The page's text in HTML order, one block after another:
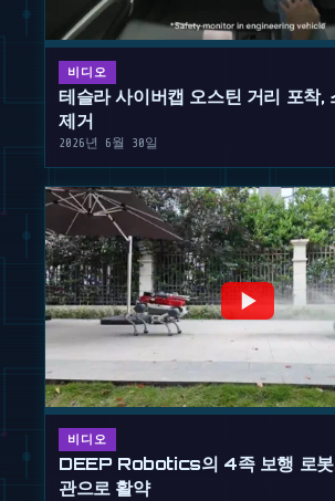
비디오
테슬라 사이버캡 오스틴 거리 포착,
제거
2026년 6월 30일
비디오
DEEP Robotics의 4족 보행 로봇
관으로 활약